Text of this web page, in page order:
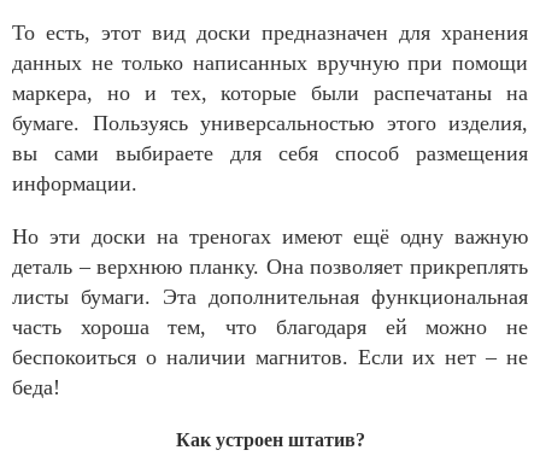
То есть, этот вид доски предназначен для хранения
данных не только написанных вручную при помощи
маркера, но и тех, которые были распечатаны на
бумаге. Пользуясь универсальностью этого изделия,
вы сами выбираете для себя способ размещения
информации.
Но эти доски на треногах имеют ещё одну важную
деталь – верхнюю планку. Она позволяет прикреплять
листы бумаги. Эта дополнительная функциональная
часть хороша тем, что благодаря ей можно не
беспокоиться о наличии магнитов. Если их нет – не
беда!
Как устроен штатив?